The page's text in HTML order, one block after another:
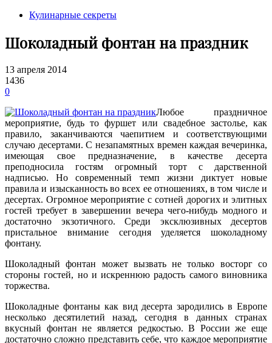
Кулинарные секреты
Шоколадный фонтан на праздник
13 апреля 2014
1436
0
Любое праздничное
мероприятие, будь то фуршет или свадебное застолье, как
правило, заканчиваются чаепитием и соответствующими
случаю десертами. С незапамятных времен каждая вечеринка,
имеющая свое предназначение, в качестве десерта
преподносила гостям огромный торт с дарственной
надписью. Но современный темп жизни диктует новые
правила и изысканность во всех ее отношениях, в том числе и
десертах. Огромное мероприятие с сотней дорогих и элитных
гостей требует в завершении вечера чего-нибудь модного и
достаточно экзотичного. Среди эксклюзивных десертов
пристальное внимание сегодня уделяется шоколадному
фонтану.
Шоколадный фонтан может вызвать не только восторг со
стороны гостей, но и искреннюю радость самого виновника
торжества.
Шоколадные фонтаны как вид десерта зародились в Европе
несколько десятилетий назад, сегодня в данных странах
вкусный фонтан не является редкостью. В России же еще
достаточно сложно представить себе, что каждое мероприятие